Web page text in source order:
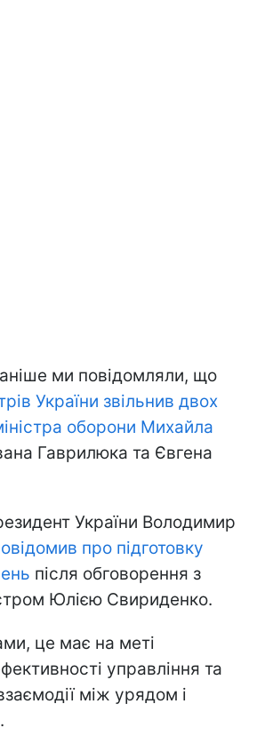
ми повідомляли, що
України звільнив двох
оборони Михайла
Гаврилюка та Євгена
України Володимир
про підготовку
після обговорення з
Юлією Свириденко.
це має на меті
управління та
між урядом і